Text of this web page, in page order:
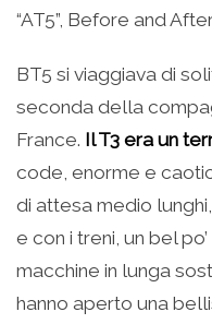
“AT5”, Before and
BT5 si viaggiava di
seconda della
France. Il T3 era un
code, enorme e
di attesa medio
e con i treni, un bel
macchine in lunga
hanno aperto una